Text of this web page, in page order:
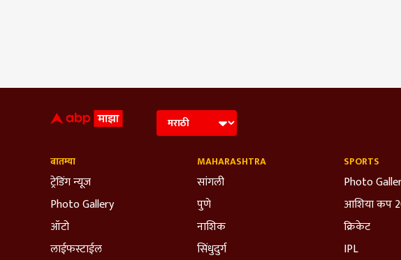
बातम्या
ट्रेडिंग न्यूज
Photo Gallery
ऑटो
लाईफस्टाईल
MAHARASHTRA
सांगली
पुणे
नाशिक
सिंधुदुर्ग
SPORTS
Photo
आशिया कप
क्रिकेट
IPL